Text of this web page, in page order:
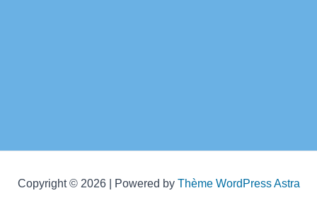
Copyright © 2026 | Powered by Thème WordPress Astra